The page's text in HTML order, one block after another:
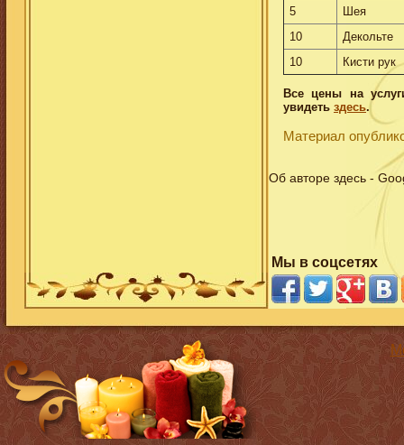
5
Шея
10
Декольте
10
Кисти рук
Все цены на
увидеть здесь.
Материал
Об авторе здесь -
Мы в соцсетях